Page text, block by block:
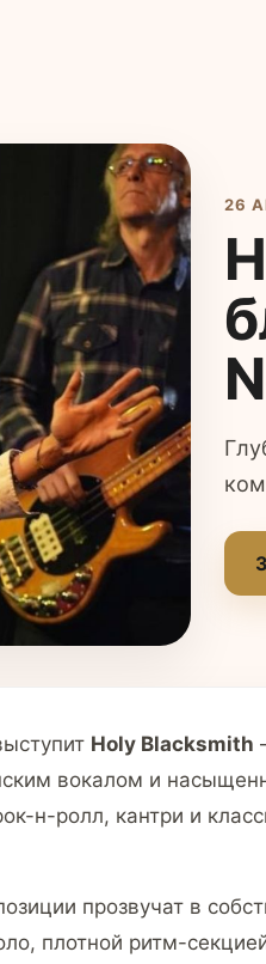
26
Holy Blacksmith
вокалом и
н-ролл, кантри и
прозвучат в
плотной ритм-